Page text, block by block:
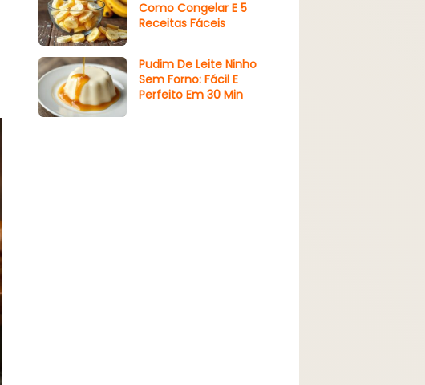
Como Congelar E 5
Receitas Fáceis
Pudim De Leite Ninho
Sem Forno: Fácil E
Perfeito Em 30 Min